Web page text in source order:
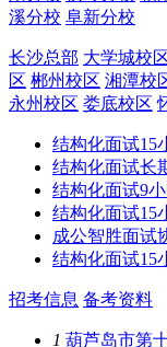
溪分校 阜新分校
长沙总部 大学城校
区 郴州校区 湘潭校
永州校区 娄底校区
结构化面试15
结构化面试长
结构化面试9
结构化面试15
成公智胜面试
结构化面试15
招考信息 备考资料
1 葫芦岛市第